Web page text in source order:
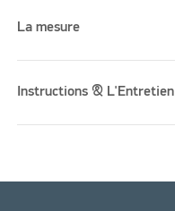
La mesure
Instructions & L'Entretien